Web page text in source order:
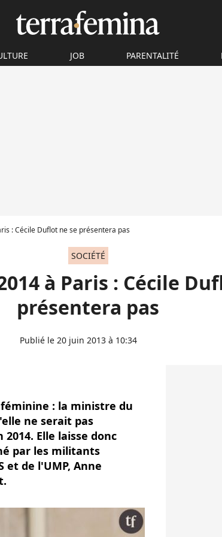
JOB PARENTALITÉ
: Cécile Duflot ne se présentera pas
SOCIÉTÉ
à Paris : Cécile
présentera pas
Publié le 20 juin 2013 à 10:34
féminine : la ministre du
ne serait pas
Elle laisse donc
par les militants
et de l'UMP, Anne